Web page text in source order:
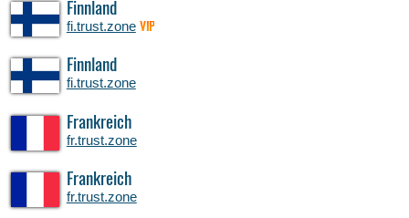
Finnland
fi.trust.zone VIP
Finnland
fi.trust.zone
Frankreich
fr.trust.zone
Frankreich
fr.trust.zone